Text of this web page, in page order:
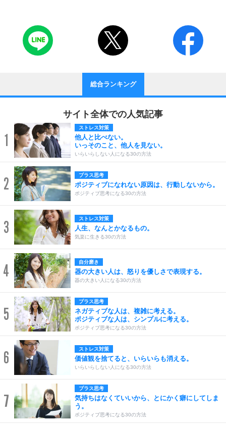
総合ランキング
サイト全体での人気記事
1
ストレス対策
他人と比べない。
いっそのこと、他人を見ない。
いらいらしない人になる30の方法
2 プラス思考
ポジティブになれない原因は、行動しないから。
ポジティブ思考になる30の方法
3 ストレス対策
人生、なんとかなるもの。
気楽に生きる30の方法
4 自分磨き
器の大きい人は、怒りを優しさで表現する。
器の大きい人になる30の方法
5
プラス思考
ネガティブな人は、複雑に考える。
ポジティブな人は、シンプルに考える。
ポジティブ思考になる30の方法
6 ストレス対策
価値観を捨てると、いらいらも消える。
いらいらしない人になる30の方法
7
プラス思考
気持ちはなくていいから、とにかく癖にしてしま
う。
ポジティブ思考になる30の方法